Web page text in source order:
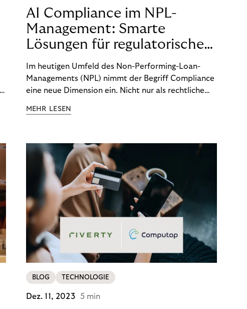
AI Compliance im NPL-
Management: Smarte
Lösungen für regulatorische
Sicherheit
Im heutigen Umfeld des Non-Performing-Loan-
Managements (NPL) nimmt der Begriff Compliance
eine neue Dimension ein. Nicht nur als rechtliche
Wettbewerbsvorteil. In einem Umfeld steigender
(DSGVO) – geraten viele Unternehmen an die
Grenzen traditioneller Compliance-Mechanismen.
MEHR LESEN
BLOG TECHNOLOGIE
Dez. 11, 2023 5 min